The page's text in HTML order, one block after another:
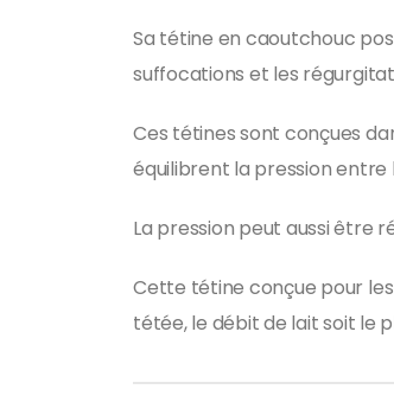
Sa tétine en caoutchouc
suffocations et les
Ces tétines sont conçues
équilibrent la pression entre
La pression peut aussi être
Cette tétine conçue pour
tétée, le débit de lait soit le